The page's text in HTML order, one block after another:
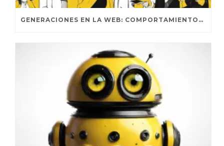
GENERACIONES EN LA WEB: COMPORTAMIENTOS DISTINTIVOS